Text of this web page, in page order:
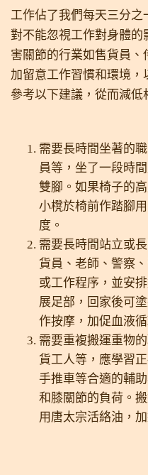
工作佔了我們每天三分
對不能忽視工作對身體
害關節的行業如售貨員
加留意工作習慣和環境，
參考以下建議，從而減低
需要長時間坐著的
員等，坐了一段時
雙腳。如果椅子的
小櫈於椅前作踏腳
度。
需要長時間站立或
貨員、老師、警察
或工作程序，並安
展足部，回家後可
作按摩，加促血液
需要重複搬運重物
貨工人等，應學習
手推車等合適的輔
和膝關節的負荷。
用唐太宗活絡油，加